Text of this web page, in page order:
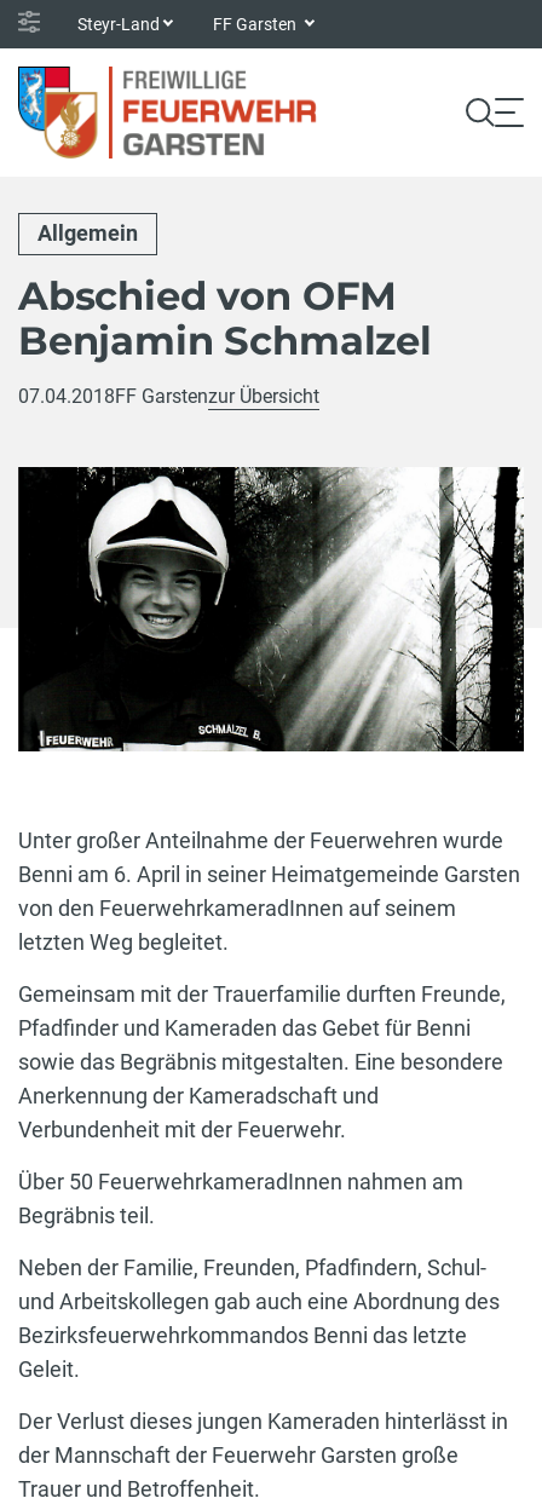
Steyr-Land FF Garsten
Allgemein
Abschied von OFM
Benjamin Schmalzel
07.04.2018FF Garstenzur Übersicht
Unter großer Anteilnahme der Feuerwehren wurde
Benni am 6. April in seiner Heimatgemeinde Garsten
von den FeuerwehrkameradInnen auf seinem
letzten Weg begleitet.
Gemeinsam mit der Trauerfamilie durften Freunde,
Pfadfinder und Kameraden das Gebet für Benni
sowie das Begräbnis mitgestalten. Eine besondere
Anerkennung der Kameradschaft und
Verbundenheit mit der Feuerwehr.
Über 50 FeuerwehrkameradInnen nahmen am
Begräbnis teil.
Neben der Familie, Freunden, Pfadfindern, Schul-
und Arbeitskollegen gab auch eine Abordnung des
Bezirksfeuerwehrkommandos Benni das letzte
Geleit.
Der Verlust dieses jungen Kameraden hinterlässt in
der Mannschaft der Feuerwehr Garsten große
Trauer und Betroffenheit.